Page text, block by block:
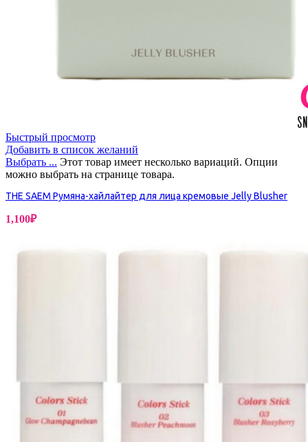
Быстрый просмотр
Добавить в список желаний
Выбрать ... Этот товар имеет несколько вариаций. Опции
можно выбрать на странице товара.
THE SAEM Румяна-хайлайтер для лица кремовые Jelly Blusher
1,100₽